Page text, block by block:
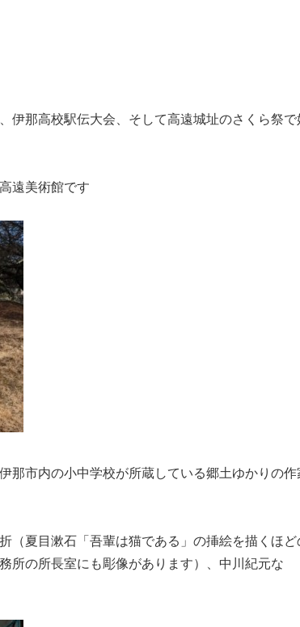
伊那高校駅伝大会、そして高遠城址のさくら祭で
遠美術館です
那市内の小中学校が所蔵している郷土ゆかりの
夏目漱石「吾輩は猫である」の挿絵を描くほど
所の所長室にも彫像があります）、中川紀元な